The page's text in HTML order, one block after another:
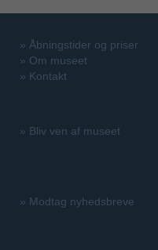
» Åbningstider og priser
» Om museet
» Kontakt
» Bliv ven af museet
» Modtag nyhedsbreve